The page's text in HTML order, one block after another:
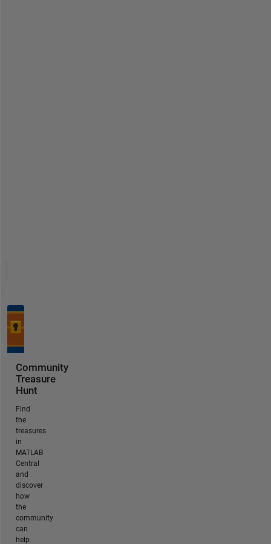
Community
Treasure
Hunt
Find
the
treasures
in
MATLAB
Central
and
discover
how
the
community
can
help